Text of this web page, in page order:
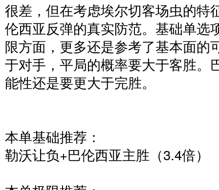
很差，但在考虑埃尔切客场虫的特
伦西亚反弹的真实防范。基础单选
限方面，更多还是参考了基本面的
于对手，平局的概率要大于客胜。
能性还是要更大于完胜。
本单基础推荐：
勒沃让负+巴伦西亚主胜（3.4倍）